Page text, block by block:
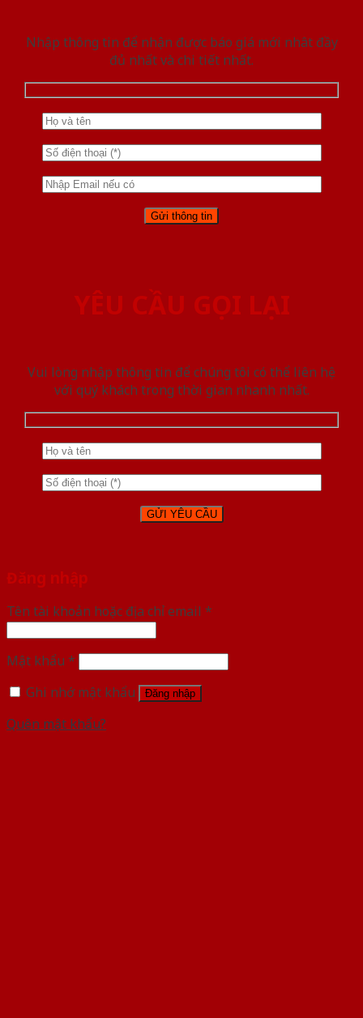
Nhập thông tin để nhận được báo giá mới nhât đầy
đủ nhất và chi tiết nhất.
YÊU CẦU GỌI LẠI
Vui lòng nhập thông tin để chúng tôi có thể liên hệ
với quý khách trong thời gian nhanh nhất.
Đăng nhập
Tên tài khoản hoặc địa chỉ email *
Mật khẩu *
Ghi nhớ mật khẩu
Đăng nhập
Quên mật khẩu?